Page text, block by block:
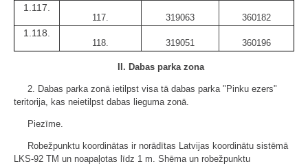
1.117.
117. 319063 360182
1.118.
118. 319051 360196
II. Dabas parka zona
2. Dabas parka zonā ietilpst visa tā dabas parka "Pinku ezers"
teritorija, kas neietilpst dabas lieguma zonā.
Piezīme.
Robežpunktu koordinātas ir norādītas Latvijas koordinātu sistēmā
LKS-92 TM un noapaļotas līdz 1 m. Shēma un robežpunktu